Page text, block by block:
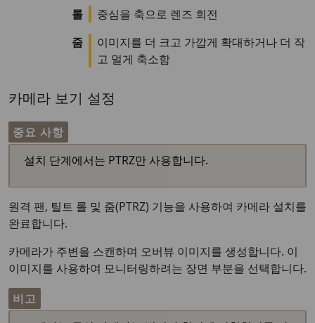
롤
중심을 축으로 렌즈 회전
줌
이미지를 더 크고 가깝게 확대하거나 더 작
고 멀게 축소함
카메라 보기 설정
중요 사항
설치 단계에서는 PTRZ만 사용합니다.
원격 팬, 틸트 롤 및 줌(PTRZ) 기능을 사용하여 카메라 설치를
완료합니다.
카메라가 주변을 스캔하며 오버뷰 이미지를 생성합니다. 이
이미지를 사용하여 모니터링하려는 장면 부분을 선택합니다.
비고